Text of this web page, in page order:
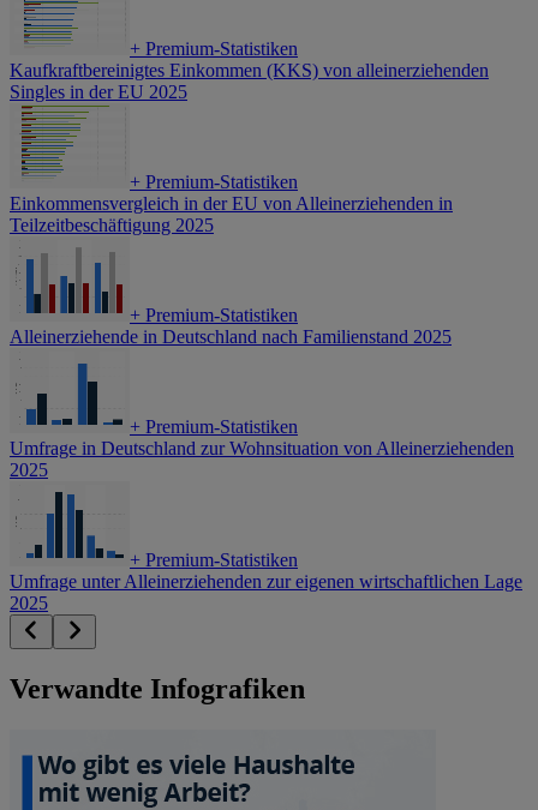
+ Premium-Statistiken
Kaufkraftbereinigtes Einkommen (KKS) von alleinerziehenden
Singles in der EU 2025
+ Premium-Statistiken
Einkommensvergleich in der EU von Alleinerziehenden in
Teilzeitbeschäftigung 2025
+ Premium-Statistiken
Alleinerziehende in Deutschland nach Familienstand 2025
+ Premium-Statistiken
Umfrage in Deutschland zur Wohnsituation von Alleinerziehenden
2025
+ Premium-Statistiken
Umfrage unter Alleinerziehenden zur eigenen wirtschaftlichen Lage
2025
Verwandte Infografiken